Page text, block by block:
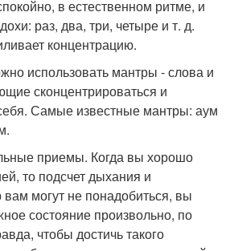
в естественном ритме, и
раз, два, три, четыре и т. д.
концентрацию.
использовать мантры - слова и
сконцентрироваться и
Самые известные мантры: аум
приемы. Когда вы хорошо
то подсчет дыхания и
могут не понадобиться, вы
состояние произвольно, по
чтобы достичь такого